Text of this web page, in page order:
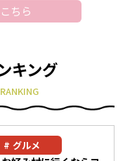
ちら
キング
RANKING
グルメ